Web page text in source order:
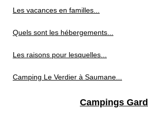
Les vacances en familles...
Quels sont les hébergements...
Les raisons pour lesquelles...
Camping Le Verdier à Saumane...
Campings Gard